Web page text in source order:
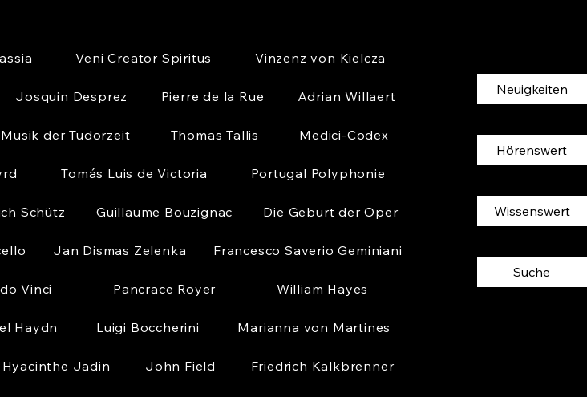
Veni Creator Spiritus Vinzenz von Kielcza
Josquin Desprez Pierre de la Rue Adrian Willaert
Musik der Tudorzeit Thomas Tallis Medici-Codex
Tomás Luis de Victoria Portugal Polyphonie
Schütz Guillaume Bouzignac Die Geburt der Oper
Jan Dismas Zelenka Francesco Saverio Geminiani
Vinci Pancrace Royer William Hayes
Haydn Luigi Boccherini Marianna von Martines
Hyacinthe Jadin John Field Friedrich Kalkbrenner
Neuigkeiten
Hörenswert
Wissenswert
Suche